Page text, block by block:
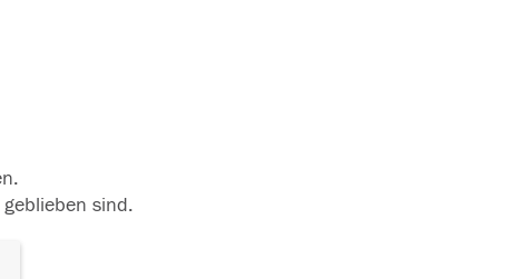
sind.